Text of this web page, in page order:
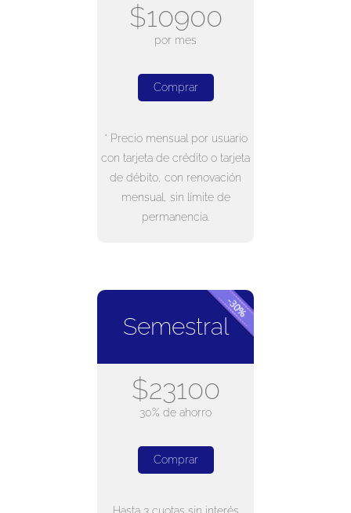
$10900
por mes
Comprar
* Precio mensual por usuario
con tarjeta de crédito o tarjeta
de débito, con renovación
mensual, sin límite de
permanencia.
Semestral
$23100
30% de ahorro
Comprar